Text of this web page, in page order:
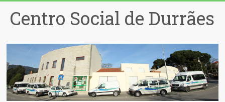
Centro Social de Durrães